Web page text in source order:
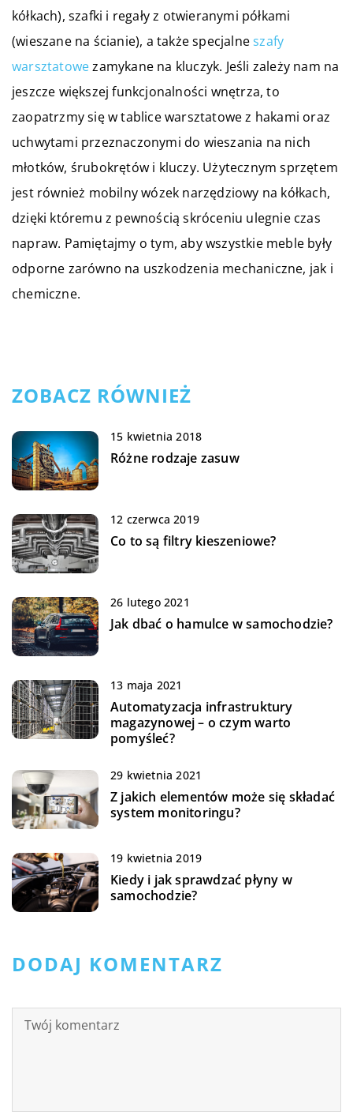
kółkach), szafki i regały z otwieranymi półkami
(wieszane na ścianie), a także specjalneszafy
warsztatowezamykane na kluczyk. Jeśli zależy nam na
jeszcze większej funkcjonalności wnętrza, to
zaopatrzmy się w tablice warsztatowe z hakami oraz
uchwytami przeznaczonymi do wieszania na nich
młotków, śrubokrętów i kluczy. Użytecznym sprzętem
jest również mobilny wózek narzędziowy na kółkach,
dzięki któremu z pewnością skróceniu ulegnie czas
napraw. Pamiętajmy o tym, aby wszystkie meble były
odporne zarówno na uszkodzenia mechaniczne, jak i
chemiczne.
ZOBACZ RÓWNIEŻ
15 kwietnia 2018
Różne rodzaje zasuw
12 czerwca 2019
Co to są filtry kieszeniowe?
26 lutego 2021
Jak dbać o hamulce w samochodzie?
13 maja 2021
Automatyzacja infrastruktury
magazynowej – o czym warto
pomyśleć?
29 kwietnia 2021
Z jakich elementów może się składać
system monitoringu?
19 kwietnia 2019
Kiedy i jak sprawdzać płyny w
samochodzie?
DODAJ KOMENTARZ